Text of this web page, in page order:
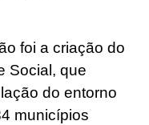
foi a criação do
Social, que
do entorno
municípios